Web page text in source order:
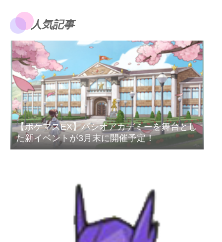
人気記事
【ポケマスEX】パシオアカデミーを舞台とし
た新イベントが3月末に開催予定！